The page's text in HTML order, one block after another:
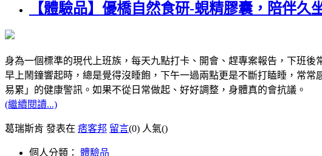
【體驗品】優橋自然食研-蜆精膠囊，陪伴久
身為一個標準的現代上班族，每天九點打卡、開會、趕專案報告，下班
早上鬧鐘響起時，總是覺得沒睡飽，下午一過兩點更是不斷打瞌睡，常
易累」的健康警訊。如果不從日常做起、好好調整，身體真的會抗議。
(繼續閱讀...)
葛瑞斯肯 發表在 痞客邦 留言(0) 人氣()
個人分類： 體驗品